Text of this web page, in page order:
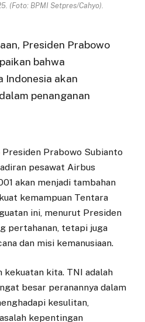
(Foto: BPMI Setpres/Cahyo).
Presiden Prabowo
bahwa
Indonesia akan
penanganan
Presiden Prabowo Subianto
pesawat Airbus
akan menjadi tambahan
kemampuan Tentara
ini, menurut Presiden
pertahanan, tetapi juga
dan misi kemanusiaan.
kekuatan kita. TNI adalah
besar peranannya dalam
kesulitan,
kepentingan